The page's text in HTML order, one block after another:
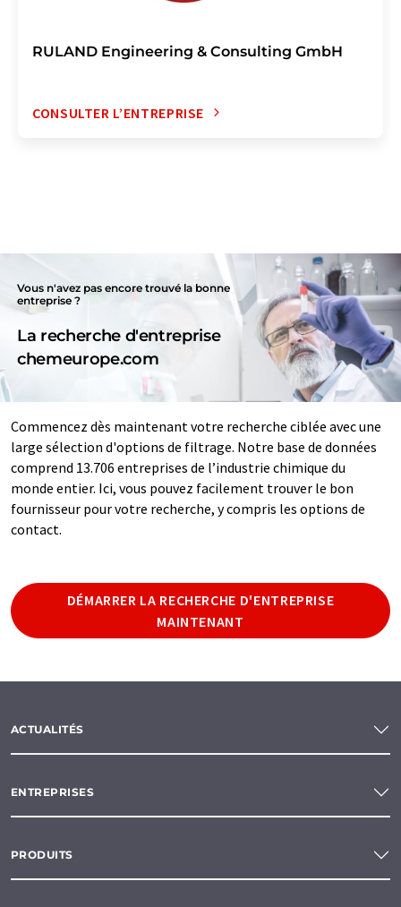
RULAND Engineering & Consulting GmbH
CONSULTER L’ENTREPRISE
Vous n'avez pas encore trouvé la bonne
entreprise ?
La recherche d'entreprise
chemeurope.com
Commencez dès maintenant votre recherche ciblée avec une
large sélection d'options de filtrage. Notre base de données
comprend 13.706 entreprises de l’industrie chimique du
monde entier. Ici, vous pouvez facilement trouver le bon
fournisseur pour votre recherche, y compris les options de
contact.
DÉMARRER LA RECHERCHE D'ENTREPRISE
MAINTENANT
ACTUALITÉS
ENTREPRISES
PRODUITS